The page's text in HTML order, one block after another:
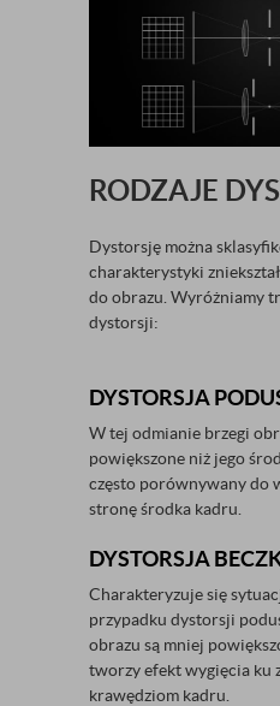
RODZAJE
Dystorsję można
charakterystyki
do obrazu. Wyróżniamy
dystorsji:
DYSTORSJA
W tej odmianie brzegi
powiększone niż jego
często porównywany do
stronę środka kadru.
DYSTORSJA
Charakteryzuje się
przypadku dystorsji
obrazu są mniej
tworzy efekt wygięcia ku
krawędziom kadru.